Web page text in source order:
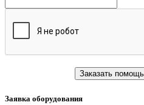
Заказать
Заявка оборудования